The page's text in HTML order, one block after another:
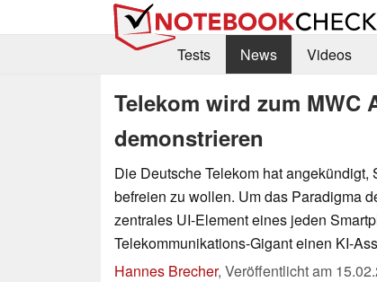
Tests
News Videos
Telekom wird zum MWC
demonstrieren
Die Deutsche Telekom hat angekündigt,
befreien zu wollen. Um das Paradigma
zentrales UI-Element eines jeden
Telekommunikations-Gigant einen KI-
Hannes Brecher, Veröffentlicht am